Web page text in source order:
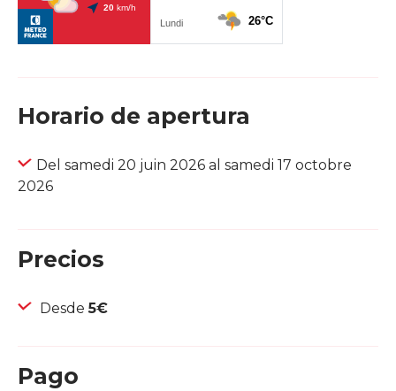
Horario de apertura
Del samedi 20 juin 2026 al samedi 17 octobre
2026
Precios
Desde5€
Pago